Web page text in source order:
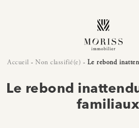
Accueil - Non classifié(e) - Le rebond
Le rebond
familiaux